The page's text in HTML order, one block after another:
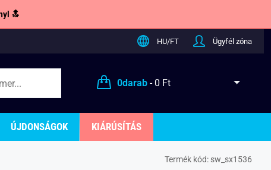
🔝
HU/FT Ügyfél zóna
0darab- 0 Ft
ÚJDONSÁGOK KIÁRÚSÍTÁS
Termék kód: sw_sx1536